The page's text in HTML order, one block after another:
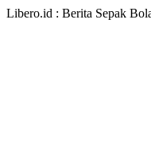
Libero.id : Berita Sepak